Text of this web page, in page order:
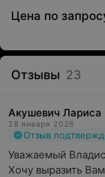
Цена по
Отзывы 23
Акушевич Лариса
28 января 2026
Отзыв
Уважаемый
Хочу выразить